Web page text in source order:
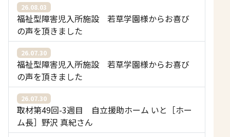
26.08.03
福祉型障害児入所施設 若草学園様からお喜び
の声を頂きました
26.07.30
福祉型障害児入所施設 若草学園様からお喜び
の声を頂きました
26.07.30
取材第49回-3週目 自立援助ホーム いと［ホー
ム長］野沢 真紀さん